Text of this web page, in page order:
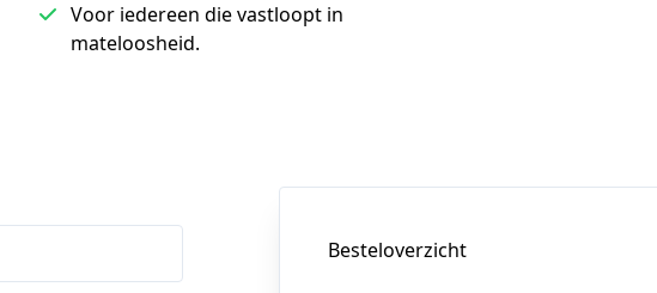
Voor iedereen die vastloopt in
mateloosheid.
Besteloverzicht